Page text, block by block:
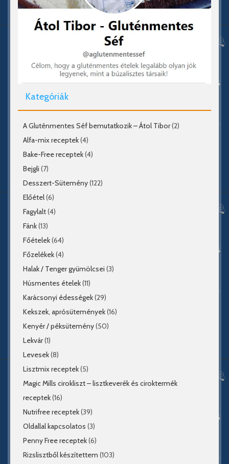
Kategóriák
A Gluténmentes Séf bemutatkozik – Átol Tibor(2)
Alfa-mix receptek(4)
Bake-Free receptek(4)
Bejgli (7)
Desszert-Sütemény(122)
Előétel(6)
Fagylalt(4)
Fánk(13)
Főételek(64)
Főzelékek(4)
Halak / Tenger gyümölcsei (3)
Húsmentes ételek(11)
Karácsonyi édességek(29)
Kekszek, aprósütemények(16)
Kenyér / péksütemény(50)
Lekvár(1)
Levesek(8)
Lisztmix receptek(5)
Magic Mills cirokliszt – lisztkeverék és ciroktermék
receptek(16)
Nutrifree receptek(39)
Oldallal kapcsolatos (3)
Penny Free receptek(6)
Rizslisztből készítettem (103)